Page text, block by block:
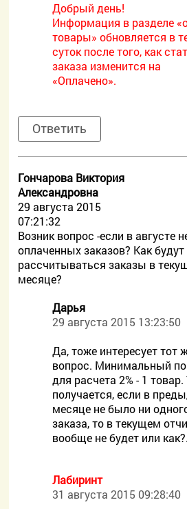
Добрый день!
Информация в разделе
товары» обновляется в
суток после того, как
заказа изменится на
«Оплачено».
Ответить
Гончарова Виктория
Александровна
29 августа 2015
07:21:32
Возник вопрос -если в августе
оплаченных заказов? Как будут
рассчитываться заказы в
месяце?
Дарья
29 августа 2015 13:23:50
Да, тоже интересует тот
вопрос. Минимальный
для расчета 2% - 1 товар.
получается, если в
месяце не было ни
заказа, то в текущем
вообще не будет или
Лабиринт
31 августа 2015 09:28:40